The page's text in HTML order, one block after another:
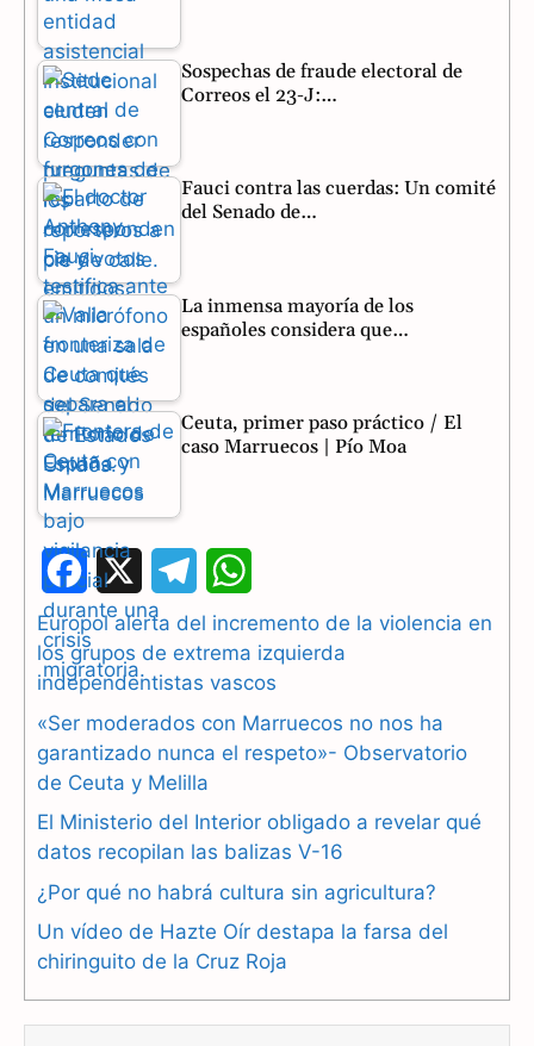
Sospechas de fraude electoral de
Correos el 23-J:…
Fauci contra las cuerdas: Un comité
del Senado de…
La inmensa mayoría de los
españoles considera que…
Ceuta, primer paso práctico / El
caso Marruecos | Pío Moa
F
a
c
b
o
o
k
e
l
g
r
a
m
h
a
s
p
p
Europol alerta del incremento de la violencia en
los grupos de extrema izquierda
independentistas vascos
«Ser moderados con Marruecos no nos ha
garantizado nunca el respeto»- Observatorio
de Ceuta y Melilla
El Ministerio del Interior obligado a revelar qué
datos recopilan las balizas V-16
¿Por qué no habrá cultura sin agricultura?
Un vídeo de Hazte Oír destapa la farsa del
chiringuito de la Cruz Roja